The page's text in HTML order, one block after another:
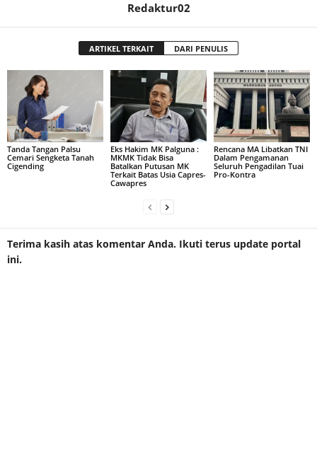
Redaktur02
ARTIKEL TERKAIT DARI PENULIS
Tanda Tangan Palsu
Cemari Sengketa Tanah
Cigending
Eks Hakim MK Palguna :
MKMK Tidak Bisa
Batalkan Putusan MK
Terkait Batas Usia Capres-
Cawapres
Rencana MA Libatkan TNI
Dalam Pengamanan
Seluruh Pengadilan Tuai
Pro-Kontra
Terima kasih atas komentar Anda. Ikuti terus update portal
ini.